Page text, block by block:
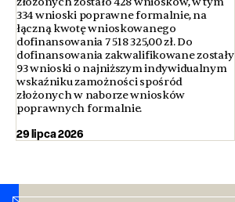
334 wnioski poprawne formalnie, na
łączną kwotę wnioskowanego
dofinansowania 7 518 325,00 zł. Do
dofinansowania zakwalifikowane zostały
93 wnioski o najniższym indywidualnym
wskaźniku zamożności spośród
złożonych w naborze wniosków
poprawnych formalnie.
29 lipca 2026